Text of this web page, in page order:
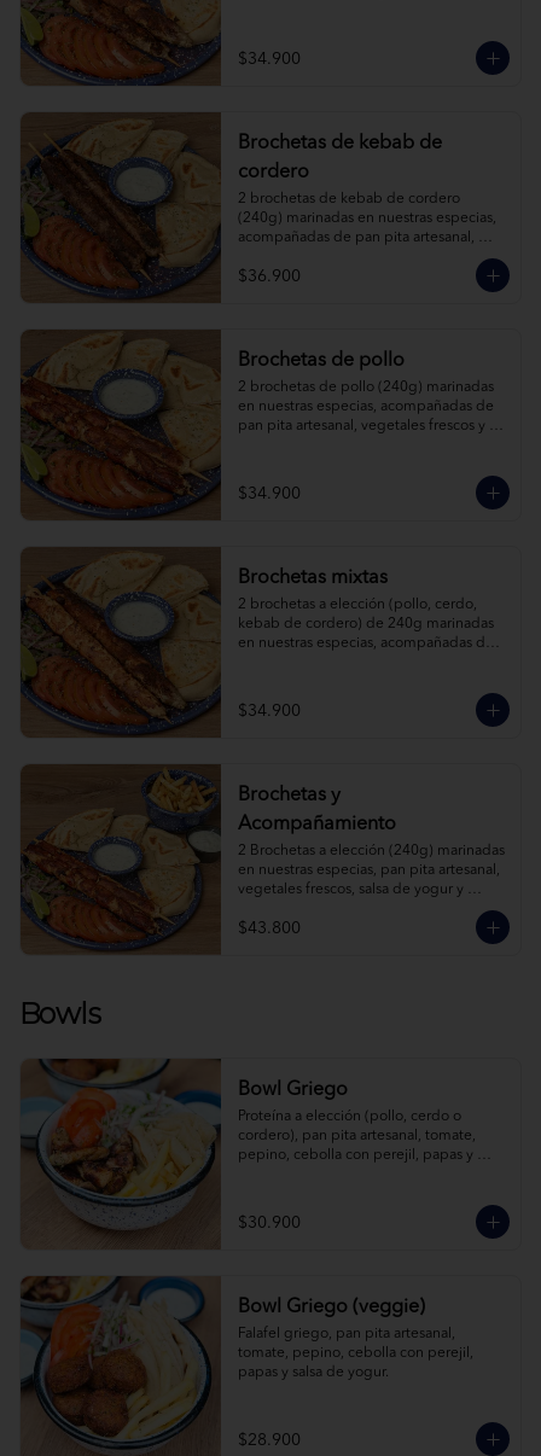
$34.900
Brochetas de kebab de
cordero
2 brochetas de kebab de cordero
(240g) marinadas en nuestras especias,
acompañadas de pan pita artesanal,
$36.900
Brochetas de pollo
2 brochetas de pollo (240g) marinadas
en nuestras especias, acompañadas de
pan pita artesanal, vegetales frescos y
$34.900
Brochetas mixtas
2 brochetas a elección (pollo, cerdo,
kebab de cordero) de 240g marinadas
en nuestras especias, acompañadas de
$34.900
Brochetas y
Acompañamiento
2 Brochetas a elección (240g) marinadas
en nuestras especias, pan pita artesanal,
vegetales frescos, salsa de yogur y
$43.800
Bowls
Bowl Griego
Proteína a elección (pollo, cerdo o
cordero), pan pita artesanal, tomate,
pepino, cebolla con perejil, papas y
$30.900
Bowl Griego (veggie)
Falafel griego, pan pita artesanal,
tomate, pepino, cebolla con perejil,
papas y salsa de yogur.
$28.900